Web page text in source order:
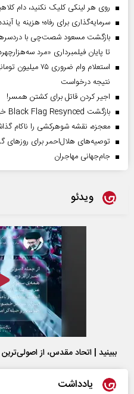
روی هر لینکی کلیک نکنید، دام
سرمایه‌گذاری برای رفاه؛ هزینه یا
بازگشت مسعود شصت‌چی با
تا پایان فیلمبرداری «مرد
استعلام وام
نتیجه درخواست
اجیر کردن قاتل برای کشتن همسر!
بازگشت Black Flag Resynced خبری جذاب برای دوستداران بازی
معجزه، نقشه شوهرکشی را ناکام
توصیه‌های هلال‌احمر برای روز‌های
جام‌جهانی مهاجران
ویدئو
ببینید | اتحاد مقدس، از
یادداشت